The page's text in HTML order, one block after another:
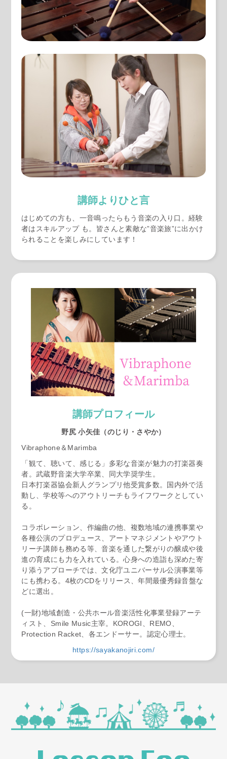
講師よりひと言
はじめての方も、一音鳴ったらもう音楽の入り口。経験
者はスキルアップ も。皆さんと素敵な”音楽旅”に出かけ
られることを楽しみにしています！
講師プロフィール
野尻 小矢佳（のじり・さやか）
Vibraphone＆Marimba
「観て、聴いて、感じる」多彩な音楽が魅力の打楽器奏
者。武蔵野音楽大学卒業、同大学奨学生。
日本打楽器協会新人グランプリ他受賞多数。国内外で活
動し、学校等へのアウトリーチもライフワークとしてい
る。
コラボレーション、作編曲の他、複数地域の連携事業や
各種公演のプロデュース、アートマネジメントやアウト
リーチ講師も務める等、音楽を通した繋がりの醸成や後
進の育成にも力を入れている。心身への造詣も深めた寄
り添うアプローチでは、文化庁ユニバーサル公演事業等
にも携わる。4枚のCDをリリース、年間最優秀録音盤な
どに選出。
(一財)地域創造・公共ホール音楽活性化事業登録アーテ
ィスト、Smile Music主宰。KOROGI、REMO、
Protection Racket、各エンドーサー。認定心理士。
https://sayakanojiri.com/